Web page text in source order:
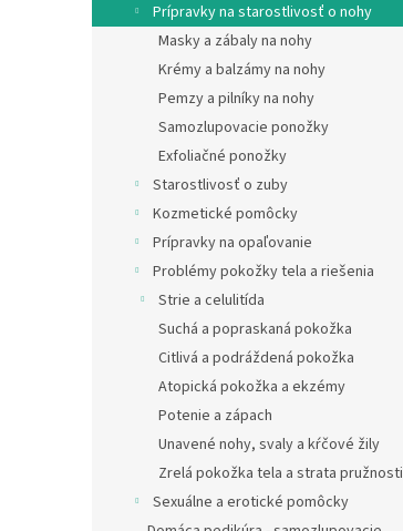
Prípravky na starostlivosť o nohy
Masky a zábaly na nohy
Krémy a balzámy na nohy
Pemzy a pilníky na nohy
Samozlupovacie ponožky
Exfoliačné ponožky
Starostlivosť o zuby
Kozmetické pomôcky
Prípravky na opaľovanie
Problémy pokožky tela a riešenia
Strie a celulitída
Suchá a popraskaná pokožka
Citlivá a podráždená pokožka
Atopická pokožka a ekzémy
Potenie a zápach
Unavené nohy, svaly a kŕčové žily
Zrelá pokožka tela a strata pružnosti
Sexuálne a erotické pomôcky